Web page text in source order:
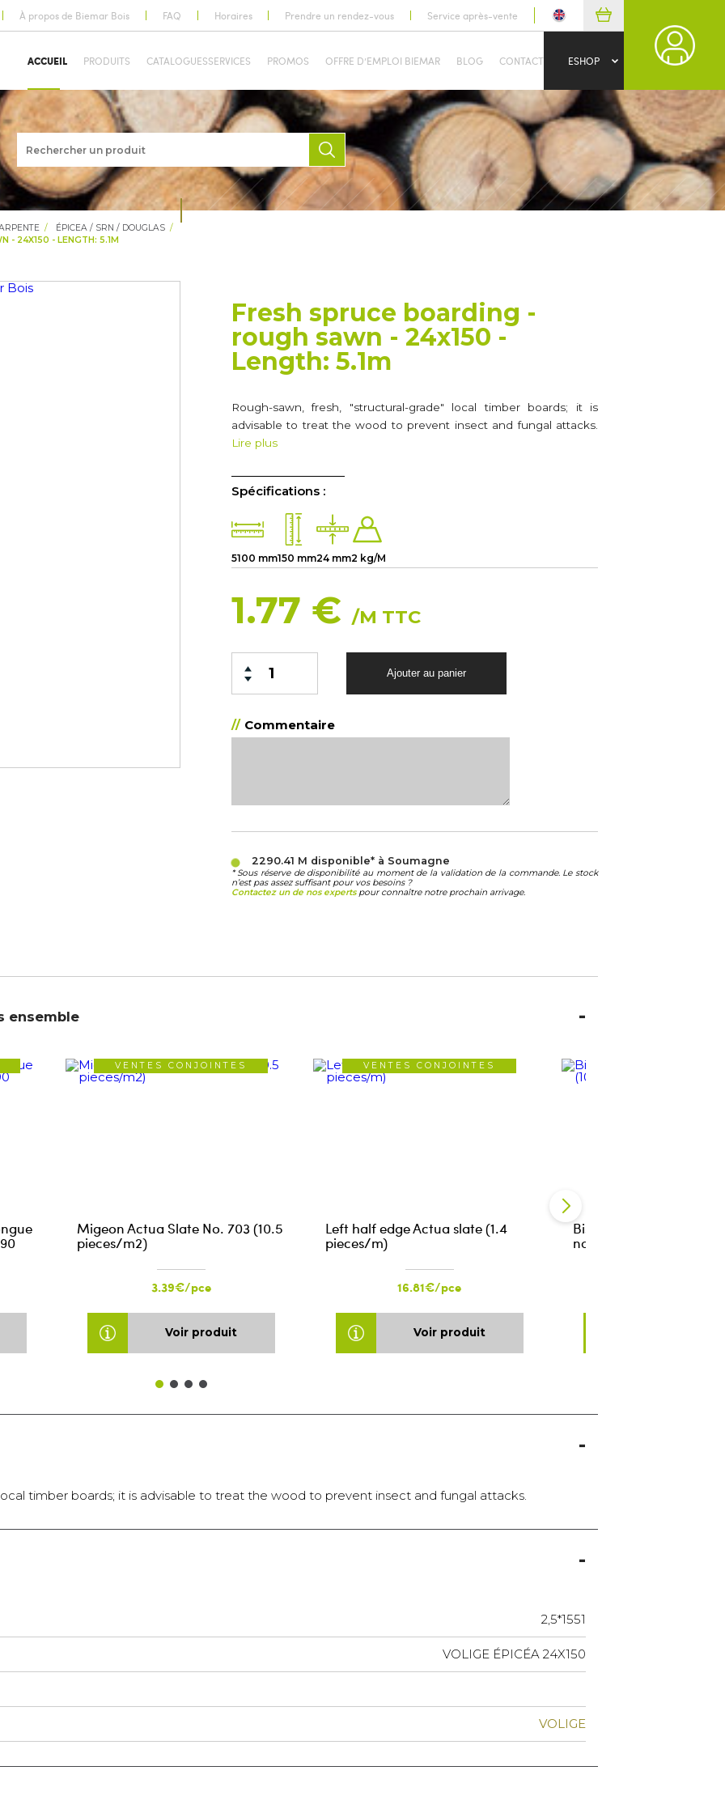
À propos de Biemar Bois FAQ Horaires Prendre un rendez-vous Service après-vente
ACCUEIL PRODUITS CATALOGUESSERVICES PROMOS OFFRE D’EMPLOI BIEMAR BLOG CONTACT ESHOP
ÉPICEA / SRN / DOUGLAS
- 24X150 - LENGTH: 5.1M
Fresh spruce boarding -
rough sawn - 24x150 -
Length: 5.1m
Rough-sawn, fresh, "structural-grade" local timber boards; it is
advisable to treat the wood to prevent insect and fungal attacks.
Lire plus
Spécifications :
5100 mm150 mm24 mm2 kg/M
1.77 € /M TTC
Commentaire
2290.41 M disponible* à Soumagne
* Sous réserve de disponibilité au moment de la validation de la commande. Le stock
n’est pas assez suffisant pour vos besoins ?
Contactez un de nos expertspour connaître notre prochain arrivage.
ensemble
VENTES CONJOINTES
Migeon Actua Slate No. 703 (10.5
pieces/m2)
3.39€/pce
Voir produit
VENTES CONJOINTES
Left half edge Actua slate (1.4
pieces/m)
16.81€/pce
Voir produit
Bisch Alegra slate-
no.703 (10.5 pieces/m2)
timber boards; it is advisable to treat the wood to prevent insect and fungal attacks.
2,5*1551
VOLIGE ÉPICÉA 24X150
VOLIGE